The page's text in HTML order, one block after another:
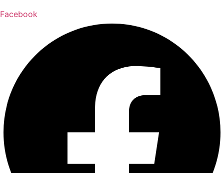
Facebook